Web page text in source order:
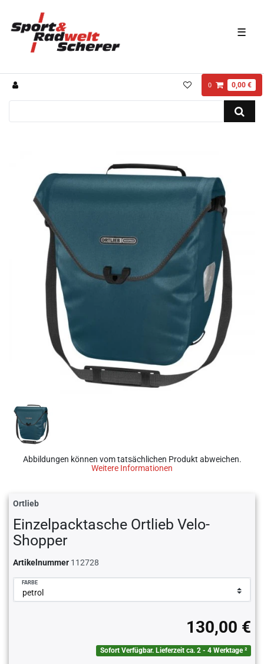
☰
0 0,00 €
Abbildungen können vom tatsächlichen Produkt abweichen.
Weitere Informationen
Ortlieb
Einzelpacktasche Ortlieb Velo-
Shopper
Artikelnummer 112728
FARBE
130,00 €
Sofort Verfügbar. Lieferzeit ca. 2 - 4 Werktage ²